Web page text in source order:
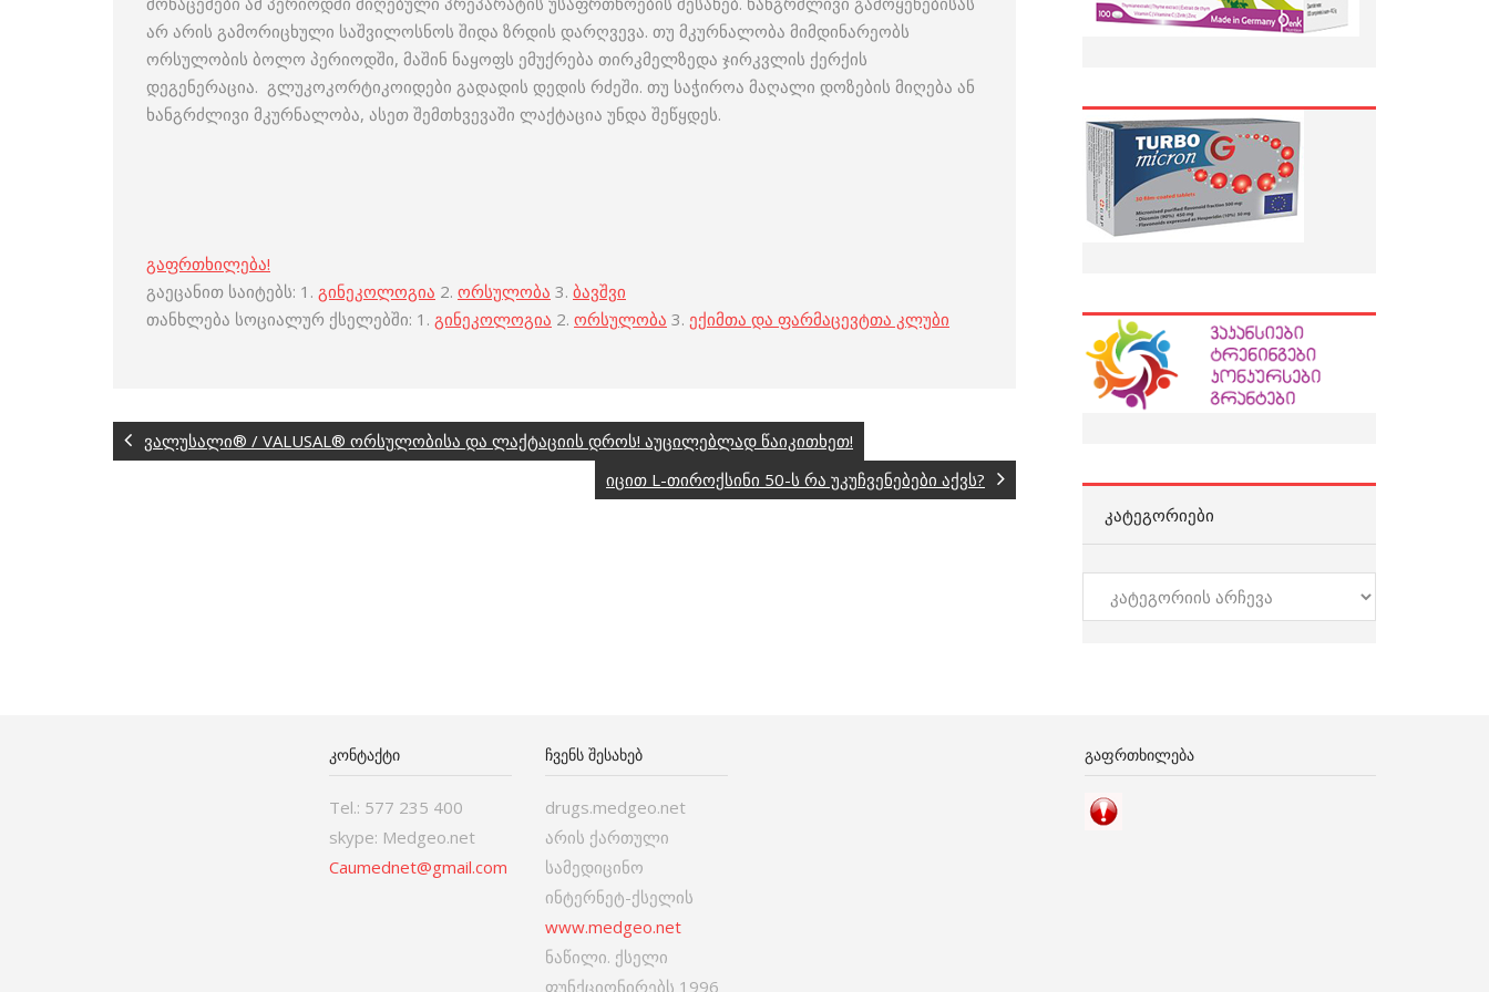
არ არის გამორიცხული საშვილოსნოს შიდა ზრდის დარღვევა. თუ მკურნალობა მიმდინარეობს
ორსულობის ბოლო პერიოდში, მაშინ ნაყოფს ემუქრება თირკმელზედა ჯირკვლის ქერქის
დეგენერაცია. გლუკოკორტიკოიდები გადადის დედის რძეში. თუ საჭიროა მაღალი დოზების მიღება ან
ხანგრძლივი მკურნალობა, ასეთ შემთხვევაში ლაქტაცია უნდა შეწყდეს.
გაფრთხილება!
გაეცანით საიტებს: 1. გინეკოლოგია 2. ორსულობა 3. ბავშვი
თანხლება სოციალურ ქსელებში: 1. გინეკოლოგია 2. ორსულობა 3. ექიმთა და ფარმაცევტთა კლუბი
ვალუსალი® / VALUSAL® ორსულობისა და ლაქტაციის დროს! აუცილებლად წაიკითხეთ!
იცით L-თიროქსინი 50-ს რა უკუჩვენებები აქვს?
ᲙᲐᲢᲔᲒᲝᲠᲘᲔᲑᲘ
კატეგორიები
ᲙᲝᲜᲢᲐᲥᲢᲘ
Tel.: 577 235 400
skype: Medgeo.net
Caumednet@gmail.com
ᲩᲕᲔᲜᲡ ᲨᲔᲡᲐᲮᲔᲑ
drugs.medgeo.net
არის ქართული
სამედიცინო
ინტერნეტ-ქსელის
www.medgeo.net
ნაწილი. ქსელი
ფუნქციონირებს 1996
ᲒᲐᲤᲠᲗᲮᲘᲚᲔᲑᲐ